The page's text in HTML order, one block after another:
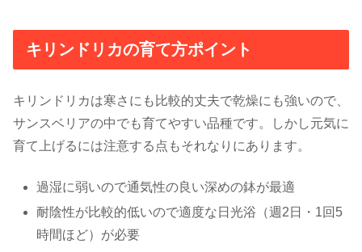
キリンドリカの育て方ポイント
キリンドリカは寒さにも比較的丈夫で乾燥にも強いので、
サンスベリアの中でも育てやすい品種です。しかし元気に
育て上げるには注意する点もそれなりにあります。
過湿に弱いので通気性の良い深めの鉢が最適
耐陰性が比較的低いので適度な日光浴（週2日・1回5
時間ほど）が必要